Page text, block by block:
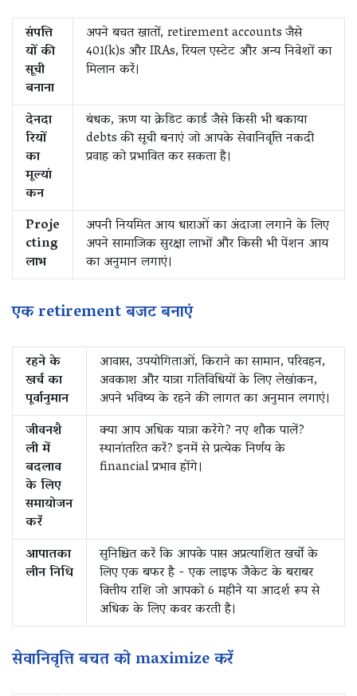
संपत्ति
यों की
सूची
बनाना
अपने बचत खातों, retirement accounts जैसे
401(k)s और IRAs, रियल एस्टेट और अन्य निवेशों का
मिलान करें।
देनदा
रियों
का
मूल्यां
कन
बंधक, ऋण या क्रेडिट कार्ड जैसे किसी भी बकाया
debts की सूची बनाएं जो आपके सेवानिवृत्ति नकदी
प्रवाह को प्रभावित कर सकता है।
Proje
cting
लाभ
अपनी नियमित आय धाराओं का अंदाजा लगाने के लिए
अपने सामाजिक सुरक्षा लाभों और किसी भी पेंशन आय
का अनुमान लगाएं।
एक retirement बजट बनाएं
रहने के
खर्च का
पूर्वानुमान
आवास, उपयोगिताओं, किराने का सामान, परिवहन,
अवकाश और यात्रा गतिविधियों के लिए लेखांकन,
अपने भविष्य के रहने की लागत का अनुमान लगाएं।
जीवनशै
ली में
बदलाव
के लिए
समायोजन
करें
क्या आप अधिक यात्रा करेंगे? नए शौक पालें?
स्थानांतरित करें? इनमें से प्रत्येक निर्णय के
financial प्रभाव होंगे।
आपातका
लीन निधि
सुनिश्चित करें कि आपके पास अप्रत्याशित खर्चों के
लिए एक बफर है - एक लाइफ जैकेट के बराबर
वित्तीय राशि जो आपको 6 महीने या आदर्श रूप से
अधिक के लिए कवर करती है।
सेवानिवृत्ति बचत को maximize करें